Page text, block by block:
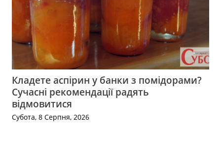
Кладете аспірин у банки з помідорами?
Сучасні рекомендації радять
відмовитися
Субота, 8 Серпня, 2026